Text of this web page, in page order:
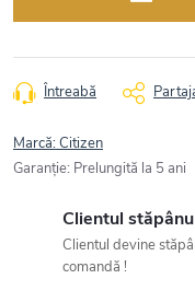
Întreabă
Marcă:Citizen
Garanţie: Prelungită la 5 ani
Clientul
Clientul devine
comandă !